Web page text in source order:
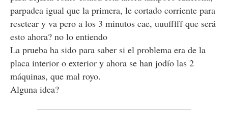
parpadea igual que la primera, le cortado corriente para
resetear y va pero a los 3 minutos cae, uuufffff que será
esto ahora? no lo entiendo
La prueba ha sido para saber si el problema era de la
placa interior o exterior y ahora se han jodío las 2
máquinas, que mal royo.
Alguna idea?